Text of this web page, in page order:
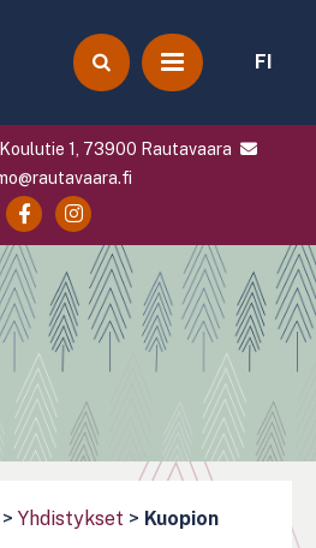
FI
Koulutie 1, 73900 Rautavaara
> Yhdistykset > Kuopion